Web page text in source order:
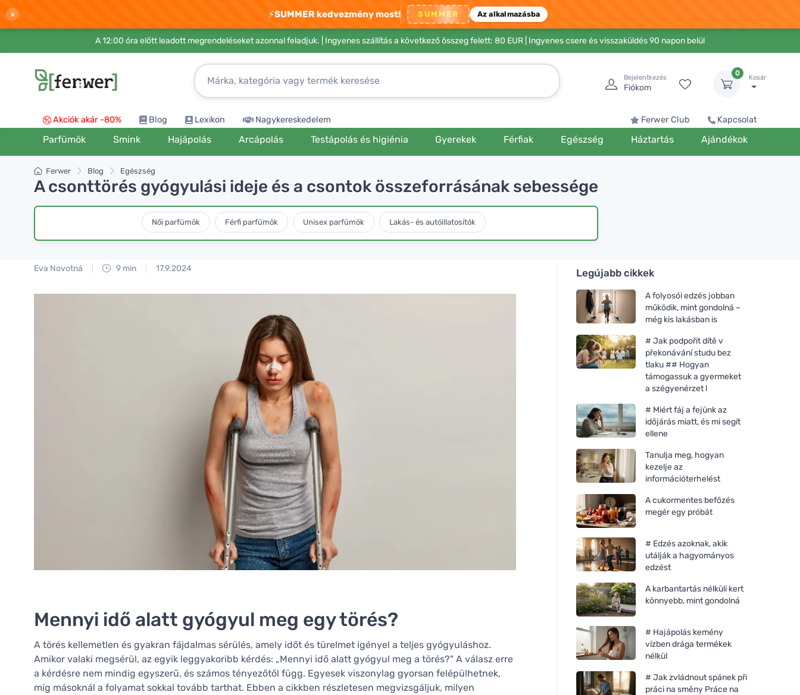
× ⚡SUMMER kedvezmény most! SUMMER Az alkalmazásba
A 12:00 óra előtt leadott megrendeléseket azonnal feladjuk. | Ingyenes szállítás a következő összeg felett: 80 EUR | Ingyenes csere és visszaküldés 90 napon belül
Bejelentkezés
Fiókom
0
Kosár
Akciók akár -80% Blog Lexikon Nagykereskedelem Ferwer Club Kapcsolat
Parfümök Smink Hajápolás Arcápolás Testápolás és higiénia Gyerekek Férfiak Egészség Háztartás Ajándékok
Ferwer Blog Egészség
A csonttörés gyógyulási ideje és a csontok összeforrásának sebessége
Női parfümök Férfi parfümök Unisex parfümök Lakás- és autóillatosítók
Eva Novotná 9 min 17.9.2024
Mennyi idő alatt gyógyul meg egy törés?
A törés kellemetlen és gyakran fájdalmas sérülés, amely időt és türelmet igényel a teljes gyógyuláshoz.
Amikor valaki megsérül, az egyik leggyakoribb kérdés: „Mennyi idő alatt gyógyul meg a törés?" A válasz erre
a kérdésre nem mindig egyszerű, és számos tényezőtől függ. Egyesek viszonylag gyorsan felépülhetnek,
míg másoknál a folyamat sokkal tovább tarthat. Ebben a cikkben részletesen megvizsgáljuk, milyen
Legújabb cikkek
A folyosói edzés jobban
működik, mint gondolná –
még kis lakásban is
# Jak podpořit dítě v
překonávání studu bez
tlaku ## Hogyan
támogassuk a gyermeket
a szégyenérzet l
# Miért fáj a fejünk az
időjárás miatt, és mi segít
ellene
Tanulja meg, hogyan
kezelje az
információterhelést
A cukormentes befőzés
megér egy próbát
# Edzés azoknak, akik
utálják a hagyományos
edzést
A karbantartás nélküli kert
könnyebb, mint gondolná
# Hajápolás kemény
vízben drága termékek
nélkül
# Jak zvládnout spánek při
práci na směny Práce na